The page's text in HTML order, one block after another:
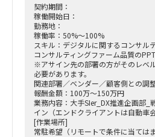
契約期間：
稼働開始日：
勤務地：
稼働率：50%～100%
スキル：デジタルに関するコンサル
コンサルティングファーム品質の
※アサイン先の部署の方がそのレベ
必要があります。
関連部署／ベンダー／顧客側との調
報酬金額：100万～150万円
業務内容：大手SIer_DX推進企画部_
イン（エンドクライアントは自動車会
[作業場所]
常駐希望（リモートで条件に当ては